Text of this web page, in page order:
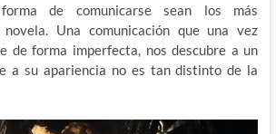
de comunicarse sean los más
Una comunicación que una vez
de forma imperfecta, nos descubre a un
a su apariencia no es tan distinto de la